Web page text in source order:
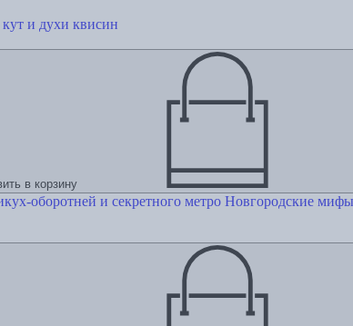
и духи квисин
в корзину
Новгородские